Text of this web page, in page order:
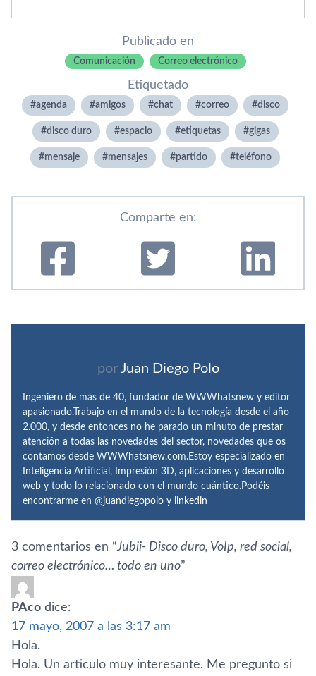
Publicado en
Comunicación Correo electrónico
Etiquetado
agenda amigos chat correo disco
disco duro espacio etiquetas gigas
mensaje mensajes partido teléfono
Comparte en:
por Juan Diego Polo
Ingeniero de más de 40, fundador de WWWhatsnew y editor
apasionado.Trabajo en el mundo de la tecnología desde el año
2.000, y desde entonces no he parado un minuto de prestar
atención a todas las novedades del sector, novedades que os
contamos desde WWWhatsnew.com.Estoy especializado en
Inteligencia Artificial, Impresión 3D, aplicaciones y desarrollo
web y todo lo relacionado con el mundo cuántico.Podéis
encontrarme en @juandiegopolo y linkedin
3 comentarios en “Jubii- Disco duro, VoIp, red social,
correo electrónico… todo en uno”
PAco dice:
17 mayo, 2007 a las 3:17 am
Hola.
Hola. Un articulo muy interesante. Me pregunto si